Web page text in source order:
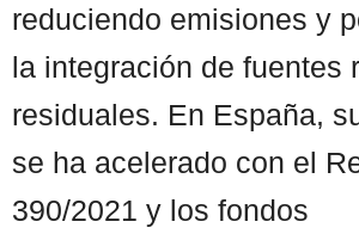
reduciendo emisiones y
la integración de fuentes
residuales. En España,
se ha acelerado con el
390/2021 y los fondos